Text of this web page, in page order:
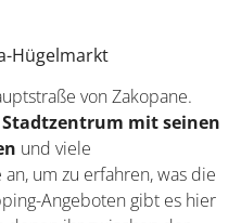
Hügelmarkt
von Zakopane.
mit seinen
und viele
um zu erfahren, was die
Angeboten gibt es hier